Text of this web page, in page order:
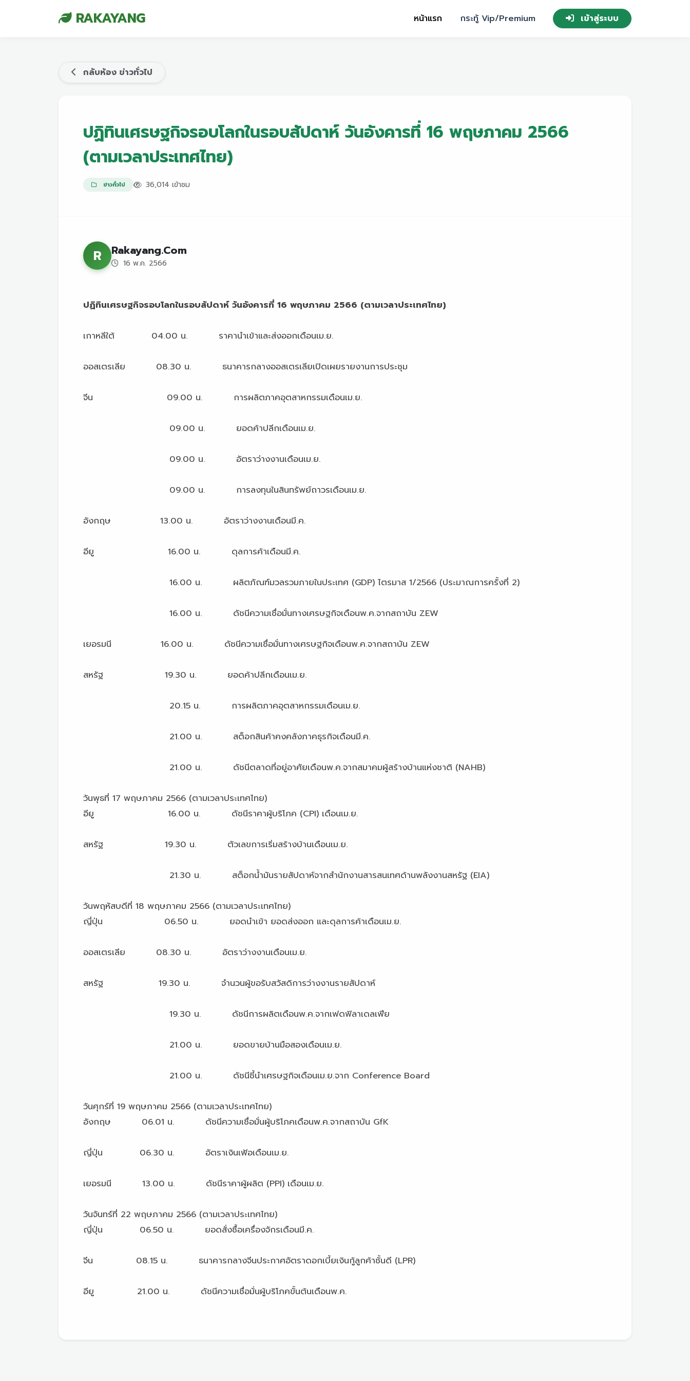
RAKAYANG หน้าแรก กระทู้ Vip/Premium เข้าสู่ระบบ
กลับห้อง ข่าวทั่วไป
ปฏิทินเศรษฐกิจรอบโลกในรอบสัปดาห์ วันอังคารที่ 16 พฤษภาคม 2566
(ตามเวลาประเทศไทย)
ข่าวทั่วไป 36,014 เข้าชม
R Rakayang.Com
16 พ.ค. 2566
ปฏิทินเศรษฐกิจรอบโลกในรอบสัปดาห์ วันอังคารที่ 16 พฤษภาคม 2566 (ตามเวลาประเทศไทย)
เกาหลีใต้ 04.00 น. ราคานำเข้าและส่งออกเดือนเม.ย.
ออสเตรเลีย 08.30 น. ธนาคารกลางออสเตรเลียเปิดเผยรายงานการประชุม
จีน 09.00 น. การผลิตภาคอุตสาหกรรมเดือนเม.ย.
09.00 น. ยอดค้าปลีกเดือนเม.ย.
09.00 น. อัตราว่างงานเดือนเม.ย.
09.00 น. การลงทุนในสินทรัพย์ถาวรเดือนเม.ย.
อังกฤษ 13.00 น. อัตราว่างงานเดือนมี.ค.
อียู 16.00 น. ดุลการค้าเดือนมี.ค.
16.00 น. ผลิตภัณฑ์มวลรวมภายในประเทศ (GDP) ไตรมาส 1/2566 (ประมาณการครั้งที่ 2)
16.00 น. ดัชนีความเชื่อมั่นทางเศรษฐกิจเดือนพ.ค.จากสถาบัน ZEW
เยอรมนี 16.00 น. ดัชนีความเชื่อมั่นทางเศรษฐกิจเดือนพ.ค.จากสถาบัน ZEW
สหรัฐ 19.30 น. ยอดค้าปลีกเดือนเม.ย.
20.15 น. การผลิตภาคอุตสาหกรรมเดือนเม.ย.
21.00 น. สต็อกสินค้าคงคลังภาคธุรกิจเดือนมี.ค.
21.00 น. ดัชนีตลาดที่อยู่อาศัยเดือนพ.ค.จากสมาคมผู้สร้างบ้านแห่งชาติ (NAHB)
วันพุธที่ 17 พฤษภาคม 2566 (ตามเวลาประเทศไทย)
อียู 16.00 น. ดัชนีราคาผู้บริโภค (CPI) เดือนเม.ย.
สหรัฐ 19.30 น. ตัวเลขการเริ่มสร้างบ้านเดือนเม.ย.
21.30 น. สต็อกน้ำมันรายสัปดาห์จากสำนักงานสารสนเทศด้านพลังงานสหรัฐ (EIA)
วันพฤหัสบดีที่ 18 พฤษภาคม 2566 (ตามเวลาประเทศไทย)
ญี่ปุ่น 06.50 น. ยอดนำเข้า ยอดส่งออก และดุลการค้าเดือนเม.ย.
ออสเตรเลีย 08.30 น. อัตราว่างงานเดือนเม.ย.
สหรัฐ 19.30 น. จำนวนผู้ขอรับสวัสดิการว่างงานรายสัปดาห์
19.30 น. ดัชนีการผลิตเดือนพ.ค.จากเฟดฟิลาเดลเฟีย
21.00 น. ยอดขายบ้านมือสองเดือนเม.ย.
21.00 น. ดัชนีชี้นำเศรษฐกิจเดือนเม.ย.จาก Conference Board
วันศุกร์ที่ 19 พฤษภาคม 2566 (ตามเวลาประเทศไทย)
อังกฤษ 06.01 น. ดัชนีความเชื่อมั่นผู้บริโภคเดือนพ.ค.จากสถาบัน GfK
ญี่ปุ่น 06.30 น. อัตราเงินเฟ้อเดือนเม.ย.
เยอรมนี 13.00 น. ดัชนีราคาผู้ผลิต (PPI) เดือนเม.ย.
วันจันทร์ที่ 22 พฤษภาคม 2566 (ตามเวลาประเทศไทย)
ญี่ปุ่น 06.50 น. ยอดสั่งซื้อเครื่องจักรเดือนมี.ค.
จีน 08.15 น. ธนาคารกลางจีนประกาศอัตราดอกเบี้ยเงินกู้ลูกค้าชั้นดี (LPR)
อียู 21.00 น. ดัชนีความเชื่อมั่นผู้บริโภคขั้นต้นเดือนพ.ค.